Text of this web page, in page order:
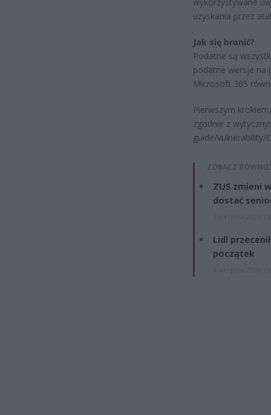
uzyskania przez
Jak się bronić?
Podatne są
podatne wersje na
Microsoft 365
Pierwszym
zgodnie z
guide/vulnerability/
ZOBACZ
ZUS zmieni
dostać
Lidl
początek